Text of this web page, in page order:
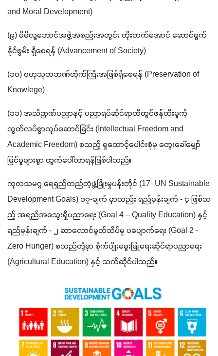
and Moral Development)
(၉) မိမိလူ့ဘောင်အဖွဲ့အစည်းအတွင်း တိုးတက်အောင် ဆောင်ရွက်
နိုင်စွမ်း ရှိစေရန် (Advancement of Society)
(၁၀) ဗဟုသုတဘဏ်တိုက်ကြီးအဖြစ်ရှိစေရန် (Preservation of
Knowlege)
(၁၁) အသိဉာဏ်ပညာနှင့် ပညာရပ်ဆိုင်ရာတီထွင်ဖန်တီးမှုကို
လွတ်လပ်စွာလုပ်ဆောင်ခြင်း (Intellectual Freedom and
Academic Freedom) စသည့် ရှုထောင့်ပေါင်းစုံမှ တွေးခေါ်မျှော်
မြင်မှုများစွာ ထွက်ပေါ်လာရန်ဖြစ်ပါသည်။
ကုလသမဂ္ဂ ရေရှည်တည်တံ့ဖွံ့ဖြိုးမှုပန်းတိုင် (17- UN Sustainable
Development Goals) ၁၇-ချက် မှာလည်း ရည်မှန်းချက် - ၄ ဖြစ်သ
ည့် အရည်အသွေးရှိပညာရေး (Goal 4 – Quality Education) နှင့်
ရည်မှန်းချက် - ၂ ဆာလောင်မွတ်သိပ်မှု ပပျောက်ရေး (Goal 2 -
Zero Hunger) စသည်တို့မှာ စိုက်ပျိုးမွေးမြူရေးဆိုင်ရာပညာရေး
(Agricultural Education) နှင့် သက်ဆိုင်ပါသည်။